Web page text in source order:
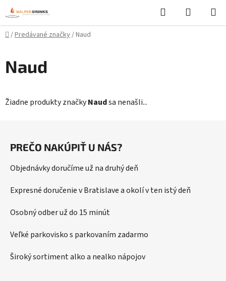
Prejsť
na
obsah
Hľadať
KOŠÍK
Domov
/Predávané značky/Naud
Naud
Žiadne produkty značkyNaudsa nenašli...
PREČO NAKÚPIŤ U NÁS?
Objednávky doručíme už na druhý deň
Expresné doručenie v Bratislave a okolí v ten istý deň
Osobný odber už do 15 minút
Veľké parkovisko s parkovaním zadarmo
Široký sortiment alko a nealko nápojov